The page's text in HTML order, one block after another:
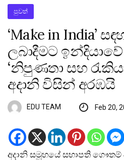
පුවත්
‘Make in India’
ලබාදීමට
‘නිපුණතා සහ
අදානි විසින් අරඹයි
EDU TEAM Feb 20,
අදානි සමූහයේ සභාපති ගෞතම්